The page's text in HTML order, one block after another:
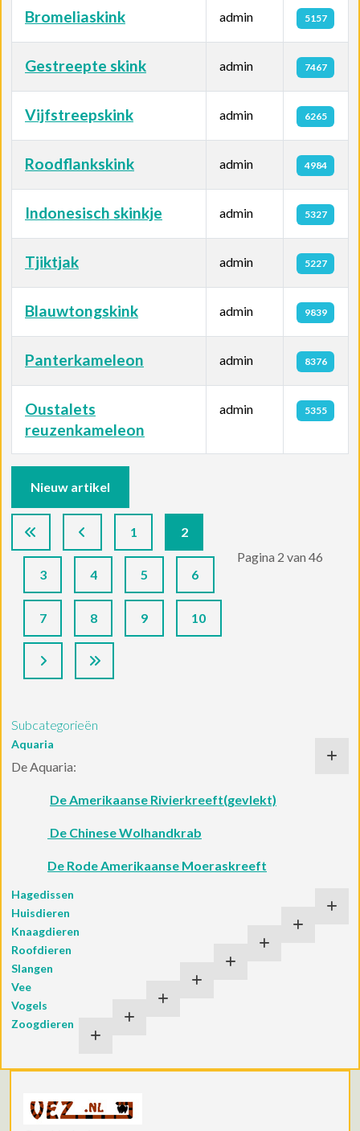
Artikelen
Bromeliaskink admin 5157
Gestreepte skink admin 7467
Vijfstreepskink admin 6265
Roodflankskink admin 4984
Indonesisch skinkje admin 5327
Tjiktjak admin 5227
Blauwtongskink admin 9839
Panterkameleon admin 8376
Oustalets
reuzenkameleon
admin 5355
Nieuw artikel
Pagina 2 van 46
1 2
3 4 5 6
7 8 9 10
Subcategorieën
Aquaria
De Aquaria:
De Amerikaanse Rivierkreeft(gevlekt)
De Chinese Wolhandkrab
De Rode Amerikaanse Moeraskreeft
Hagedissen
Huisdieren
Knaagdieren
Roofdieren
Slangen
Vee
Vogels
Zoogdieren